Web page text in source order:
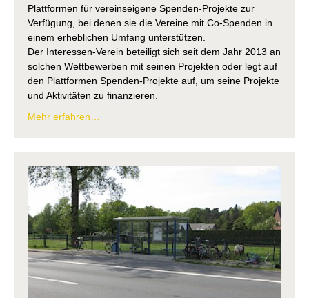
Plattformen für vereinseigene Spenden-Projekte zur
Verfügung, bei denen sie die Vereine mit Co-Spenden in
einem erheblichen Umfang unterstützen.
Der Interessen-Verein beteiligt sich seit dem Jahr 2013 an
solchen Wettbewerben mit seinen Projekten oder legt auf
den Plattformen Spenden-Projekte auf, um seine Projekte
und Aktivitäten zu finanzieren.
Mehr erfahren…